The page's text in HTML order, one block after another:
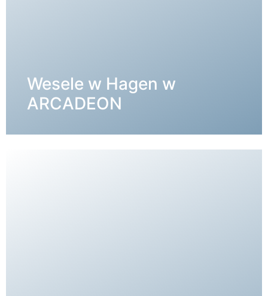
Wesele w Hagen w
ARCADEON
SZCZEGÓŁY →